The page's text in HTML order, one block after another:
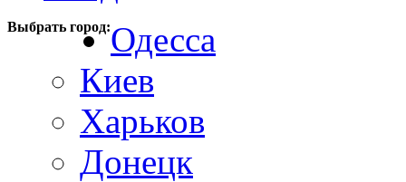
Выбрать город:Одесса
Киев
Харьков
Донецк